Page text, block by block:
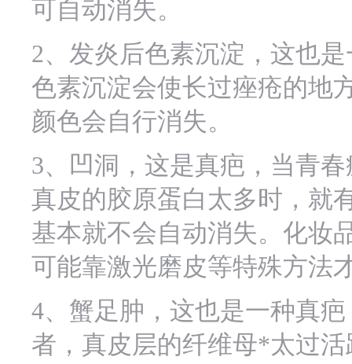
可自动消失。
2、发炎后色素沉淀，这也
色素沉淀会使长过痤疮的地
颜色会自行消失。
3、凹洞，这是真疤，当青
真皮的胶原蛋白太多时，就
基本就不会自动消失。化妆
可能靠激光磨皮等特殊方法
4、蟹足肿，这也是一种真
者，真皮层的纤维母*太过